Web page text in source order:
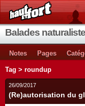
Balades
Notes Pages
Tag > roundup
26/09/2017
(Re)autorisation du